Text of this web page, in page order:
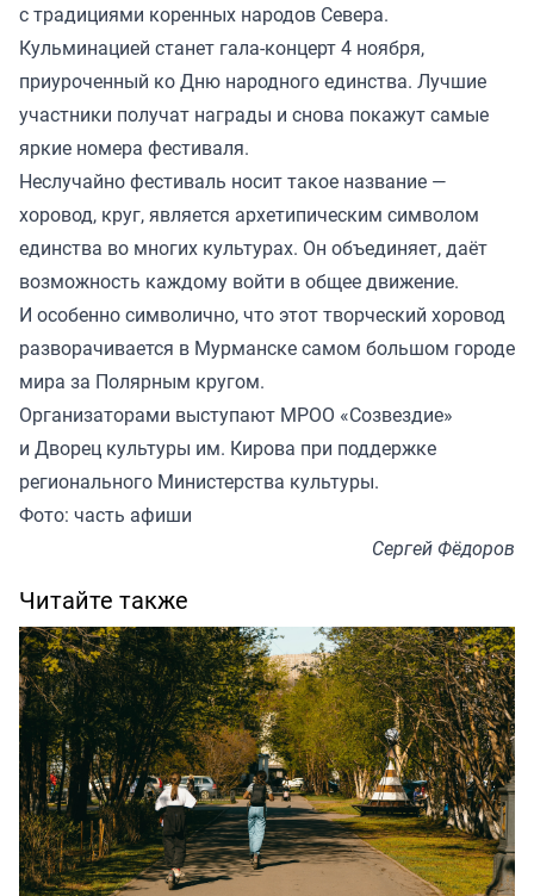
с традициями коренных народов Севера.
Кульминацией станет гала-концерт 4 ноября,
приуроченный ко Дню народного единства. Лучшие
участники получат награды и снова покажут самые
яркие номера фестиваля.
Неслучайно фестиваль носит такое название —
хоровод, круг, является архетипическим символом
единства во многих культурах. Он объединяет, даёт
возможность каждому войти в общее движение.
И особенно символично, что этот творческий хоровод
разворачивается в Мурманске самом большом городе
мира за Полярным кругом.
Организаторами выступают МРОО «Созвездие»
и Дворец культуры им. Кирова при поддержке
регионального Министерства культуры.
Фото: часть афиши
Сергей Фёдоров
Читайте также